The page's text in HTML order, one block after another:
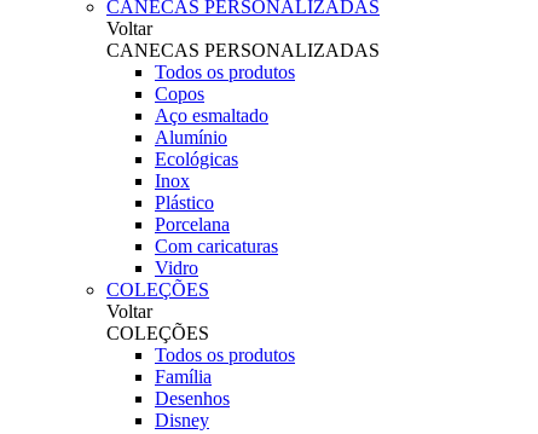
CANECAS PERSONALIZADAS
Voltar
CANECAS PERSONALIZADAS
Todos os produtos
Copos
Aço esmaltado
Alumínio
Ecológicas
Inox
Plástico
Porcelana
Com caricaturas
Vidro
COLEÇÕES
Voltar
COLEÇÕES
Todos os produtos
Família
Desenhos
Disney